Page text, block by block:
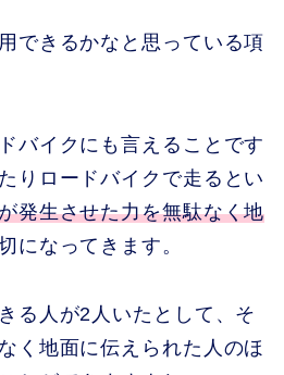
できるかなと思っている項
バイクにも言えることです
りロードバイクで走るとい
発生させた力を無駄なく地
になってきます。
る人が2人いたとして、そ
く地面に伝えられた人のほ